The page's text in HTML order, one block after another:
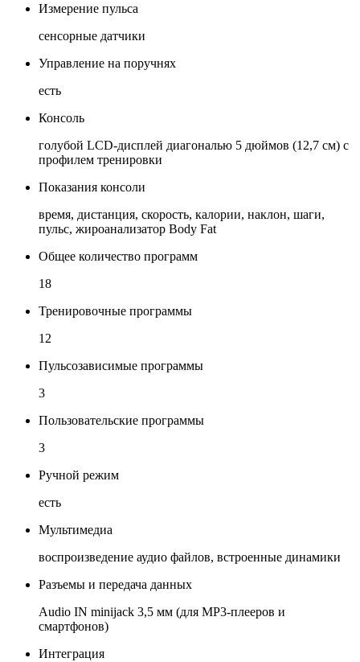
Измерение пульса
сенсорные датчики
Управление на поручнях
есть
Консоль
голубой LCD-дисплей диагональю 5 дюймов (12,7 см) с
профилем тренировки
Показания консоли
время, дистанция, скорость, калории, наклон, шаги,
пульс, жироанализатор Body Fat
Общее количество программ
18
Тренировочные программы
12
Пульсозависимые программы
3
Пользовательские программы
3
Ручной режим
есть
Мультимедиа
воспроизведение аудио файлов, встроенные динамики
Разъемы и передача данных
Audio IN minijack 3,5 мм (для MP3-плееров и
смартфонов)
Интеграция